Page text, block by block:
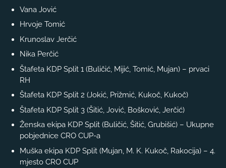
Vana Jović
Hrvoje Tomić
Krunoslav Jerčić
Nika Perčić
Štafeta KDP Split 1 (Buličić, Mijić, Tomić, Mujan) – prvaci
RH
Štafeta KDP Split 2 (Jokić, Prižmić, Kukoč, Kukoč)
Štafeta KDP Split 3 (Šitić, Jović, Bošković, Jerčić)
Ženska ekipa KDP Split (Buličić, Šitić, Grubišić) – Ukupne
pobjednice CRO CUP-a
Muška ekipa KDP Split (Mujan, M. K. Kukoč, Rakocija) – 4.
mjesto CRO CUP